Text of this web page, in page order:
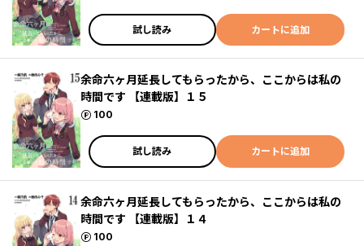
試し読み カートに追加
余命六ヶ月延長してもらったから、ここからは私の
時間です 【連載版】１５
100
ポイント
試し読み カートに追加
余命六ヶ月延長してもらったから、ここからは私の
時間です 【連載版】１４
100
ポイント